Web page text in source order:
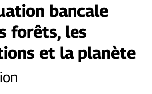
bancale
forêts, les
et la planète